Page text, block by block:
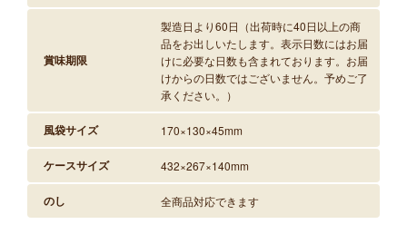
賞味期限
製造日より60日（出荷時に40日以上の商
品をお出しいたします。表示日数にはお届
けに必要な日数も含まれております。お届
けからの日数ではございません。予めご了
承ください。）
風袋サイズ 170×130×45mm
ケースサイズ 432×267×140mm
のし 全商品対応できます